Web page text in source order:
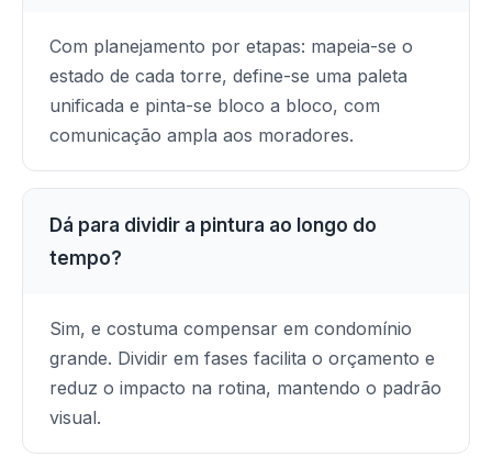
Com planejamento por etapas: mapeia-se o
estado de cada torre, define-se uma paleta
unificada e pinta-se bloco a bloco, com
comunicação ampla aos moradores.
Dá para dividir a pintura ao longo do
tempo?
Sim, e costuma compensar em condomínio
grande. Dividir em fases facilita o orçamento e
reduz o impacto na rotina, mantendo o padrão
visual.